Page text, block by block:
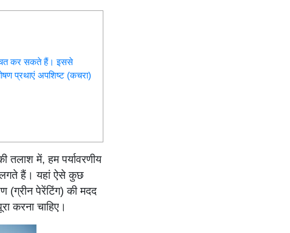
कर सकते हैं। इससे
प्रथाएं अपशिष्ट (कचरा)
तलाश में, हम पर्यावरणीय
लगते हैं। यहां ऐसे कुछ
(ग्रीन पेरेंटिंग) की मदद
करना चाहिए।